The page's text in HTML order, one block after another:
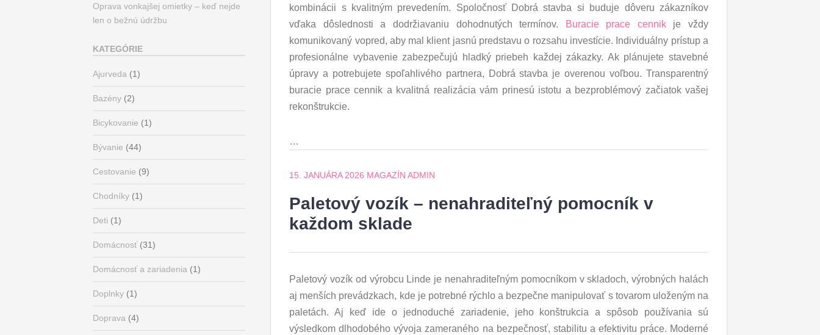
kombinácii s kvalitným prevedením. Spoločnosť Dobrá stavba si buduje dôveru zákazníkov
vďaka dôslednosti a dodržiavaniu dohodnutých termínov.
Buracie prace cennikje vždy
komunikovaný vopred, aby mal klient jasnú predstavu o rozsahu investície. Individuálny prístup a
profesionálne vybavenie zabezpečujú hladký priebeh každej zákazky. Ak plánujete stavebné
úpravy a potrebujete spoľahlivého partnera, Dobrá stavba je overenou voľbou. Transparentný
buracie prace cennik a kvalitná realizácia vám prinesú istotu a bezproblémový začiatok vašej
rekonštrukcie.
…
15. JANUÁRA 2026 MAGAZÍN ADMIN
Paletový vozík – nenahraditeľný pomocník v
každom sklade
Paletový vozík od výrobcu Linde je nenahraditeľným pomocníkom v skladoch, výrobných halách
aj menších prevádzkach, kde je potrebné rýchlo a bezpečne manipulovať s tovarom uloženým na
paletách. Aj keď ide o jednoduché zariadenie, jeho konštrukcia a spôsob používania sú
výsledkom dlhodobého vývoja zameraného na bezpečnosť, stabilitu a efektivitu práce. Moderné
Oprava vonkajšej omietky – keď nejde
len o bežnú údržbu
KATEGÓRIE
Ajurveda (1)
Bazény (2)
Bicykovanie (1)
Bývanie (44)
Cestovanie (9)
Chodníky (1)
Deti (1)
Domácnosť(31)
Domácnosť a zariadenia (1)
Doplnky (1)
Doprava (4)